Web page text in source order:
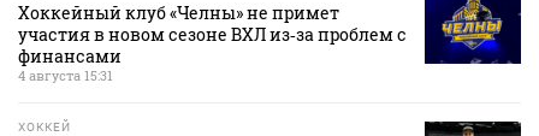
Хоккейный клуб «Челны» не примет
участия в новом сезоне ВХЛ из‑за проблем с
финансами
4 августа 15:31
ХОККЕЙ